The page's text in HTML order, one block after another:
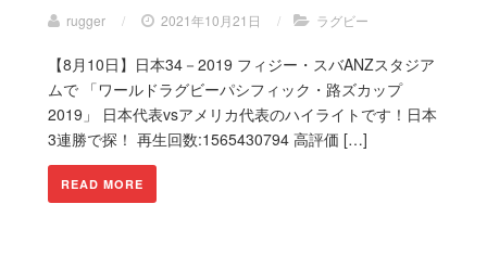
rugger / 2021年10月21日 / ラグビー
【8月10日】日本34－2019 フィジー・スバANZスタジア
ムで 「ワールドラグビーパシフィック・路ズカップ
2019」 日本代表vsアメリカ代表のハイライトです！日本
3連勝で探！ 再生回数:1565430794 高評価 […]
READ MORE